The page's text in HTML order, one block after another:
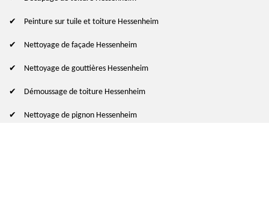
Peinture sur tuile et toiture Hessenheim
Nettoyage de façade Hessenheim
Nettoyage de gouttières Hessenheim
Démoussage de toiture Hessenheim
Nettoyage de pignon Hessenheim